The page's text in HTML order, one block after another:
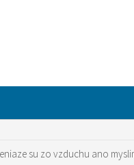
su zo vzduchu ano